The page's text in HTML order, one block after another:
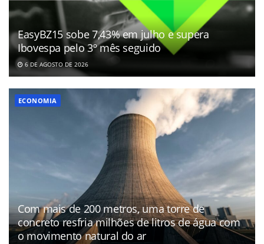
EasyBZ15 sobe 7,43% em julho e supera
Ibovespa pelo 3º mês seguido
6 DE AGOSTO DE 2026
ECONOMIA
Com mais de 200 metros, uma torre de
concreto resfria milhões de litros de água com
o movimento natural do ar